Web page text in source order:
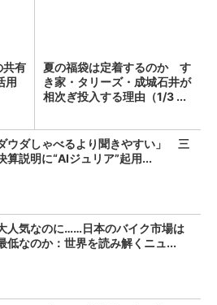
有
用
夏の福袋は定着するのか す
き家・タリーズ・成城石井が
相次ぎ投入する理由（1/3 ...
ウダしゃべるより聞きやすい」 三
算説明に“AIジュリア”起用...
人気なのに……日本のバイク市場は
低なのか：世界を読み解くニュ...